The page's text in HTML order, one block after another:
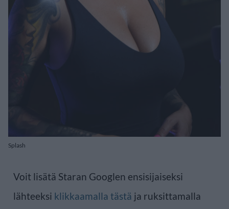
Splash
Voit lisätä Staran Googlen ensisijaiseksi
lähteeksi klikkaamalla tästä ja ruksittamalla